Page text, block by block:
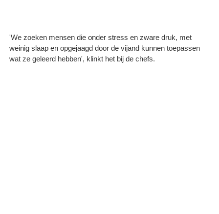
'We zoeken mensen die onder stress en zware druk, met
weinig slaap en opgejaagd door de vijand kunnen toepassen
wat ze geleerd hebben', klinkt het bij de chefs.